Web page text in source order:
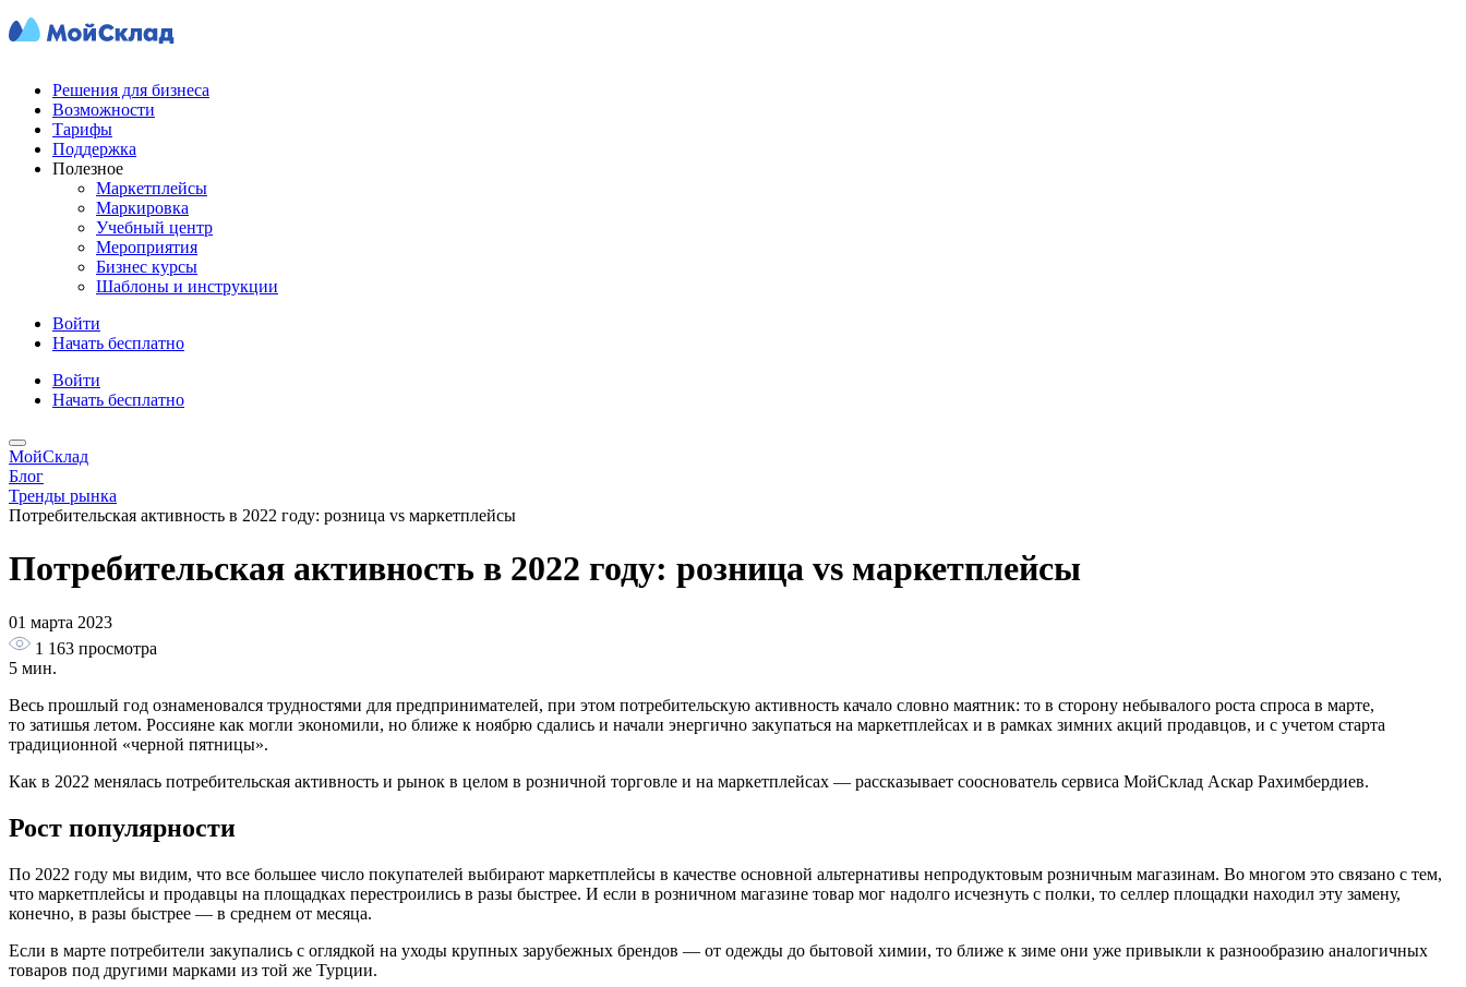
Решения для бизнеса
Возможности
Тарифы
Поддержка
Полезное
Маркетплейсы
Маркировка
Учебный центр
Мероприятия
Бизнес курсы
Шаблоны и инструкции
Войти
Начать бесплатно
Войти
Начать бесплатно
МойСклад
Блог
Тренды рынка
Потребительская активность в 2022 году: розница vs маркетплейсы
Потребительская активность в 2022 году: розница vs маркетплейсы
01 марта 2023
1 163 просмотра
5 мин.
Весь прошлый год ознаменовался трудностями для предпринимателей, при этом потребительскую активность качало словно маятник: то в сторону небывалого роста спроса в марте,
то затишья летом. Россияне как могли экономили, но ближе к ноябрю сдались и начали энергично закупаться на маркетплейсах и в рамках зимних акций продавцов, и с учетом старта
традиционной «черной пятницы».
Как в 2022 менялась потребительская активность и рынок в целом в розничной торговле и на маркетплейсах — рассказывает сооснователь сервиса МойСклад Аскар Рахимбердиев.
Рост популярности
По 2022 году мы видим, что все большее число покупателей выбирают маркетплейсы в качестве основной альтернативы непродуктовым розничным магазинам. Во многом это связано с тем,
что маркетплейсы и продавцы на площадках перестроились в разы быстрее. И если в розничном магазине товар мог надолго исчезнуть с полки, то селлер площадки находил эту замену,
конечно, в разы быстрее — в среднем от месяца.
Если в марте потребители закупались с оглядкой на уходы крупных зарубежных брендов — от одежды до бытовой химии, то ближе к зиме они уже привыкли к разнообразию аналогичных
товаров под другими марками из той же Турции.